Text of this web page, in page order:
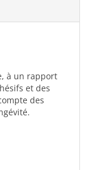
à un rapport
et des
des